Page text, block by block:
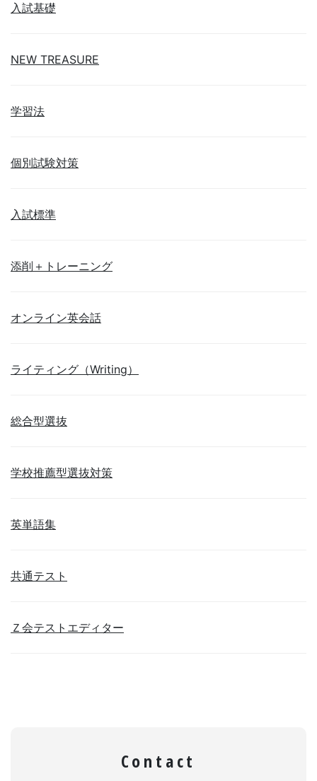
入試基礎
NEW TREASURE
学習法
個別試験対策
入試標準
添削＋トレーニング
オンライン英会話
ライティング（Writing）
総合型選抜
学校推薦型選抜対策
英単語集
共通テスト
Ｚ会テストエディター
Contact